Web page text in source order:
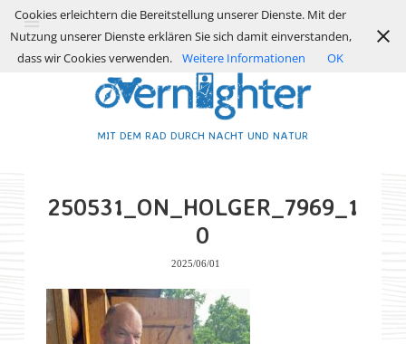
MIT DEM RAD DURCH NACHT UND NATUR
250531_ON_HOLGER_7969_1
0
2025/06/01
Cookies erleichtern die Bereitstellung unserer Dienste. Mit der
Nutzung unserer Dienste erklären Sie sich damit einverstanden,
dass wir Cookies verwenden.
Weitere Informationen OK